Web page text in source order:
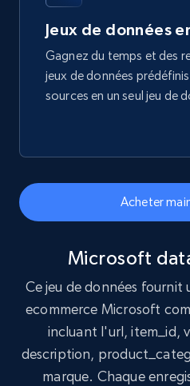
1.7K+
Amazon products search
1.6K+ 181+
Target
URL, Product id, Title,
Rating, Reviews count,
and more.
Jeux de données
Gagnez du temps et des
jeux de données
sources en un seul jeu de
Acheter
Microsoft
Ce jeu de données
ecommerce Microsoft
incluant l'url, item_id,
description,
marque. Chaque